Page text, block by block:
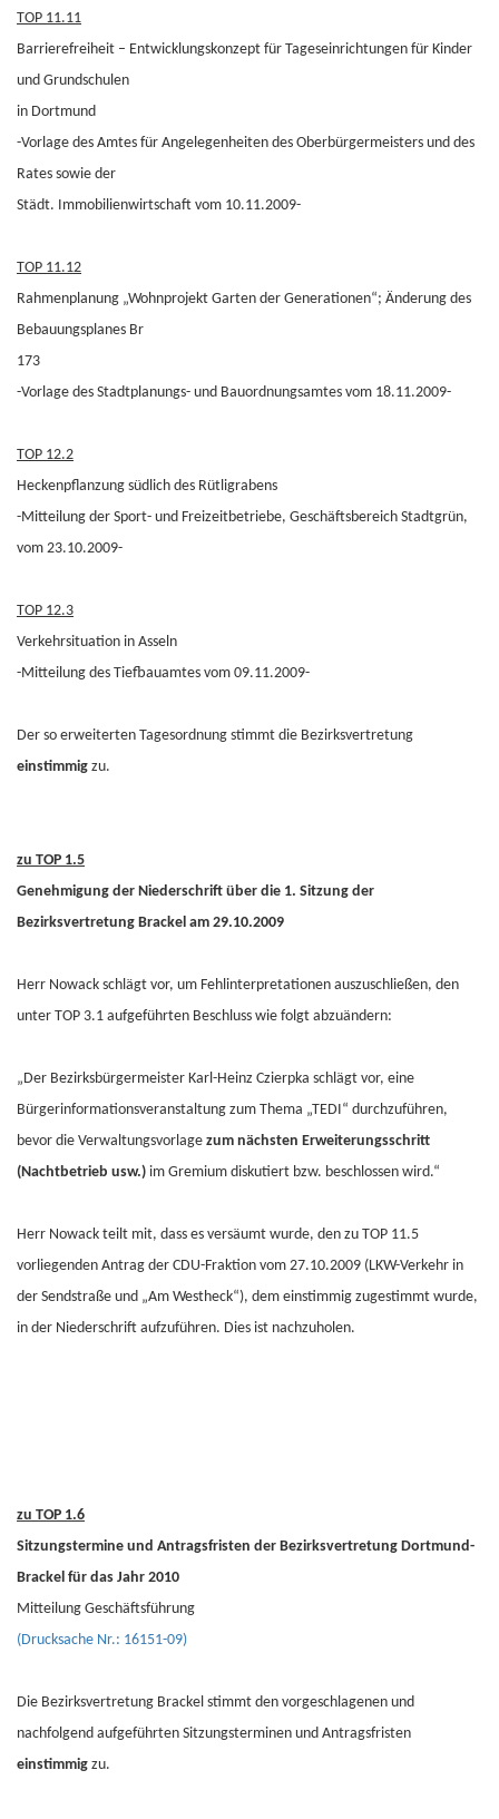
TOP 11.11
Barrierefreiheit – Entwicklungskonzept für Tageseinrichtungen für Kinder
und Grundschulen
in Dortmund
-Vorlage des Amtes für Angelegenheiten des Oberbürgermeisters und des
Rates sowie der
Städt. Immobilienwirtschaft vom 10.11.2009-
TOP 11.12
Rahmenplanung „Wohnprojekt Garten der Generationen“; Änderung des
Bebauungsplanes Br
173
-Vorlage des Stadtplanungs- und Bauordnungsamtes vom 18.11.2009-
TOP 12.2
Heckenpflanzung südlich des Rütligrabens
-Mitteilung der Sport- und Freizeitbetriebe, Geschäftsbereich Stadtgrün,
vom 23.10.2009-
TOP 12.3
Verkehrsituation in Asseln
-Mitteilung des Tiefbauamtes vom 09.11.2009-
Der so erweiterten Tagesordnung stimmt die Bezirksvertretung
einstimmig zu.
zu TOP 1.5
Genehmigung der Niederschrift über die 1. Sitzung der
Bezirksvertretung Brackel am 29.10.2009
Herr Nowack schlägt vor, um Fehlinterpretationen auszuschließen, den
unter TOP 3.1 aufgeführten Beschluss wie folgt abzuändern:
„Der Bezirksbürgermeister Karl-Heinz Czierpka schlägt vor, eine
Bürgerinformationsveranstaltung zum Thema „TEDI“ durchzuführen,
bevor die Verwaltungsvorlage zum nächsten Erweiterungsschritt
(Nachtbetrieb usw.) im Gremium diskutiert bzw. beschlossen wird.“
Herr Nowack teilt mit, dass es versäumt wurde, den zu TOP 11.5
vorliegenden Antrag der CDU-Fraktion vom 27.10.2009 (LKW-Verkehr in
der Sendstraße und „Am Westheck“), dem einstimmig zugestimmt wurde,
in der Niederschrift aufzuführen. Dies ist nachzuholen.
zu TOP 1.6
Sitzungstermine und Antragsfristen der Bezirksvertretung Dortmund-
Brackel für das Jahr 2010
Mitteilung Geschäftsführung
(Drucksache Nr.: 16151-09)
Die Bezirksvertretung Brackel stimmt den vorgeschlagenen und
nachfolgend aufgeführten Sitzungsterminen und Antragsfristen
einstimmig zu.